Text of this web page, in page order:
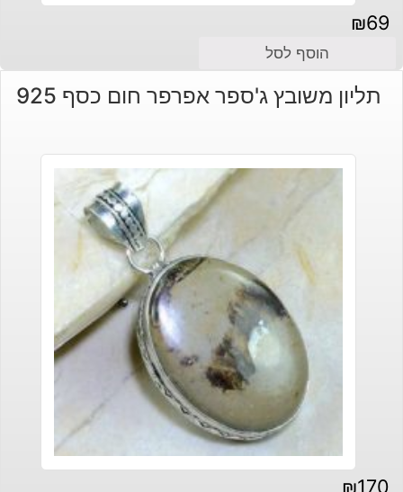
₪69
הוסף לסל
תליון משובץ ג'ספר אפרפר חום כסף 925
₪170